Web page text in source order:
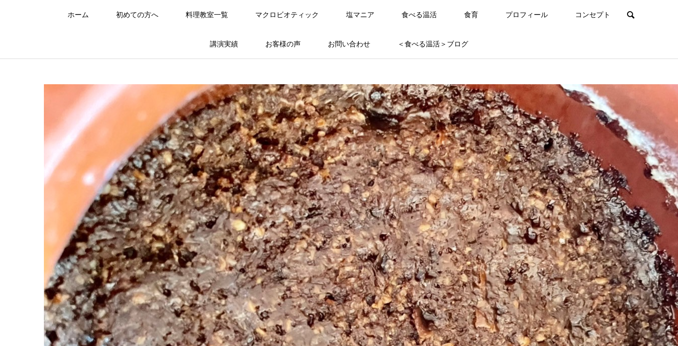
ホーム 初めての方へ 料理教室一覧 マクロビオティック 塩マニア 食べる温活 食育 プロフィール コンセプト
講演実績 お客様の声 お問い合わせ ＜食べる温活＞ブログ